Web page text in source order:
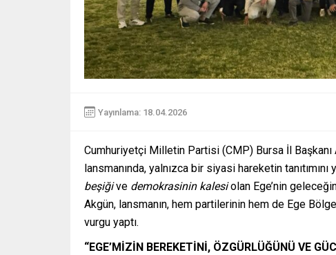
Yayınlama: 18.04.2026
Cumhuriyetçi Milletin Partisi (CMP) Bursa İl
lansmanında, yalnızca bir siyasi hareketin tanıtımını
beşiğive demokrasinin kalesiolan Ege’nin
Akgün, lansmanın, hem partilerinin hem de Ege
vurgu yaptı.
“EGE’MİZİN BEREKETİNİ, ÖZGÜRLÜĞÜNÜ VE